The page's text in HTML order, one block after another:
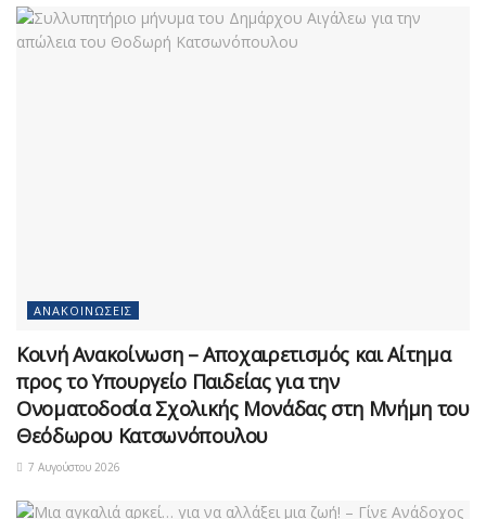
ΑΝΑΚΟΙΝΏΣΕΙΣ
Κοινή Ανακοίνωση – Αποχαιρετισμός και Αίτημα
προς το Υπουργείο Παιδείας για την
Ονοματοδοσία Σχολικής Μονάδας στη Μνήμη του
Θεόδωρου Κατσωνόπουλου
7 Αυγούστου 2026